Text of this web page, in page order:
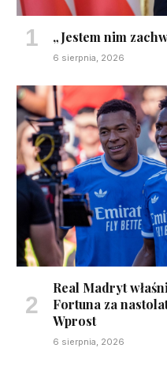
„Jestem nim
6 sierpnia, 2026
Real Madryt
Fortuna za
Wprost
6 sierpnia, 2026